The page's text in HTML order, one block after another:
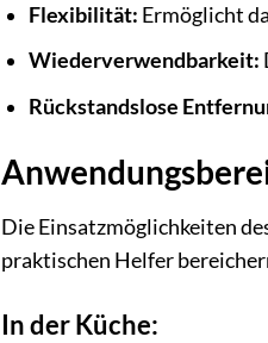
Flexibilität: Ermöglicht
Wiederverwendbarkeit:
Rückstandslose
Die Einsatzmöglichkeiten
praktischen Helfer
In der Küche: